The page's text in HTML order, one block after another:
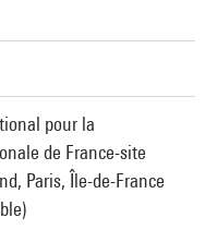
pour la
de France-site
Paris, Île-de-France